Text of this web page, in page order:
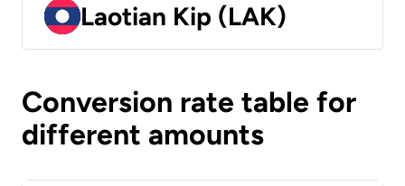
Laotian Kip (LAK)
Conversion rate table for
different amounts